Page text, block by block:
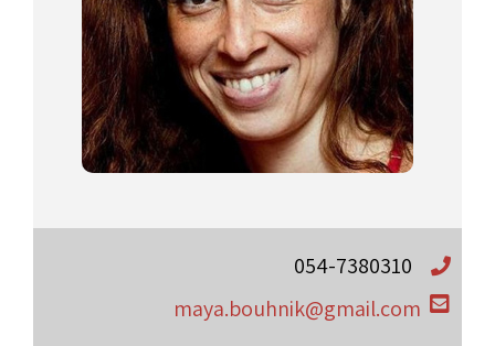
054-7380310
maya.bouhnik@gmail.com